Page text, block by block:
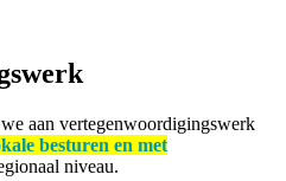
aan vertegenwoordigingswerk
besturen en met
niveau.